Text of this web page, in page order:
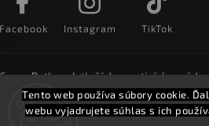
Tento web používa súbory cookie.
webu vyjadrujete súhlas s ich
Instagram TikTok
SuperPotlac.sk tlačí denne tisícky
Slovensku a doručované do celého